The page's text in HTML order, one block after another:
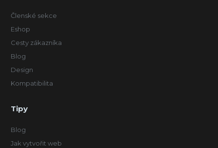
Členské sekce
Eshop
Cesty zákazníka
Blog
Design
Kompatibilita
Tipy
Blog
Jak vytvořit web